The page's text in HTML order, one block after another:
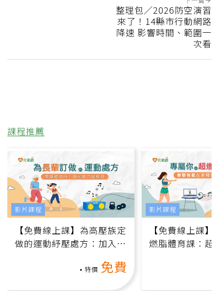
整理包／2026防空演習
來了！14縣市行動網路
降速 影響時間、範圍一
次看
課程推薦
【免費線上課】為高壓族定
做的運動紓壓處方：加入行
特價 免費
影片課程
【免費線上課
燃脂體育課：超
影片課程